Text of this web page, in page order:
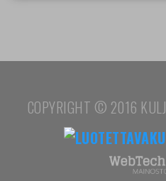
COPYRIGHT © 2016